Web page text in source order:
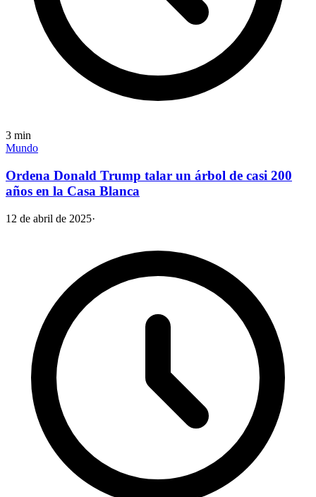
3 min
Mundo
Ordena Donald Trump talar un árbol de casi 200
años en la Casa Blanca
12 de abril de 2025·